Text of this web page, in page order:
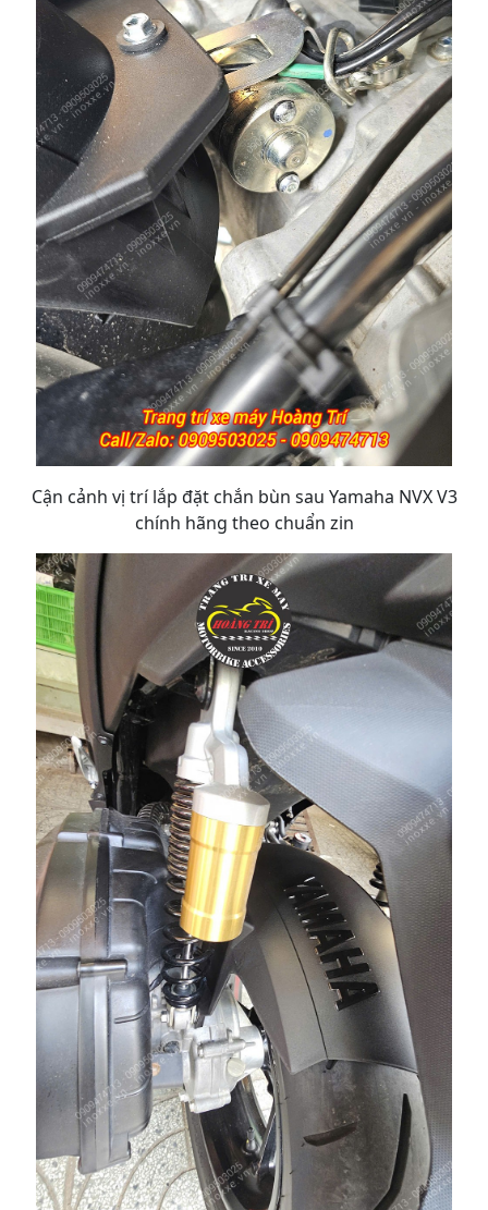
Cận cảnh vị trí lắp đặt chắn bùn sau Yamaha NVX V3
chính hãng theo chuẩn zin